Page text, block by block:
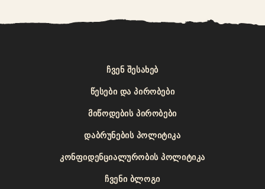
ᲩᲕᲔᲜ ᲨᲔᲡᲐᲮᲔᲑ
ᲬᲔᲡᲔᲑᲘ ᲓᲐ ᲞᲘᲠᲝᲑᲔᲑᲘ
ᲛᲘᲬᲝᲓᲔᲑᲘᲡ ᲞᲘᲠᲝᲑᲔᲑᲘ
ᲓᲐᲑᲠᲣᲜᲔᲑᲘᲡ ᲞᲝᲚᲘᲢᲘᲙᲐ
ᲙᲝᲜᲤᲘᲓᲔᲜᲪᲘᲐᲚᲣᲠᲝᲑᲘᲡ ᲞᲝᲚᲘᲢᲘᲙᲐ
ᲩᲕᲔᲜᲘ ᲑᲚᲝᲒᲘ